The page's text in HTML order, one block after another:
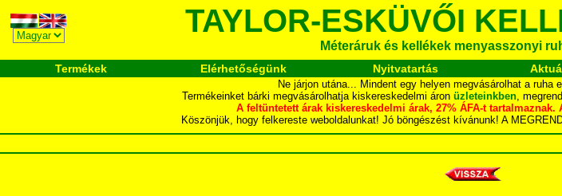
TAYLOR-ESKÜVŐI
Méteráruk és kellékek menyasszonyi
Termékek Elérhetőségünk Nyitvatartás
Ne járjon utána... Mindent egy helyen megvásárolhat a
Termékeinket bárki megvásárolhatja kiskereskedelmi áron üzleteinkben,
A feltüntetett árak kiskereskedelmi árak, 27% ÁFA-t tartalmaznak.
Köszönjük, hogy felkereste weboldalunkat! Jó böngészést kívánunk! A